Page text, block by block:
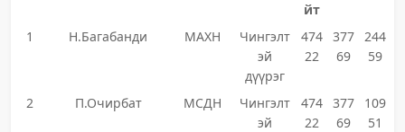
йт
1 Н.Багабанди МАХН
Чингэлт
эй
дүүрэг
474
22
377
69
244
59
2 П.Очирбат МСДН
Чингэлт
эй
474
22
377
69
109
51